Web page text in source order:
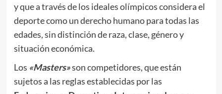
y que a través de los ideales olímpicos considera el
deporte como un derecho humano para todas las
edades, sin distinción de raza, clase, género y
situación económica.
Los «Masters»son competidores, que están
sujetos a las reglas establecidas por las